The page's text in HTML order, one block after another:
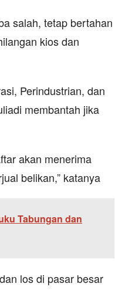
salah, tetap bertahan
kios dan
Perindustrian, dan
membantah jika
akan menerima
belikan,” katanya
Tabungan dan
los di pasar besar